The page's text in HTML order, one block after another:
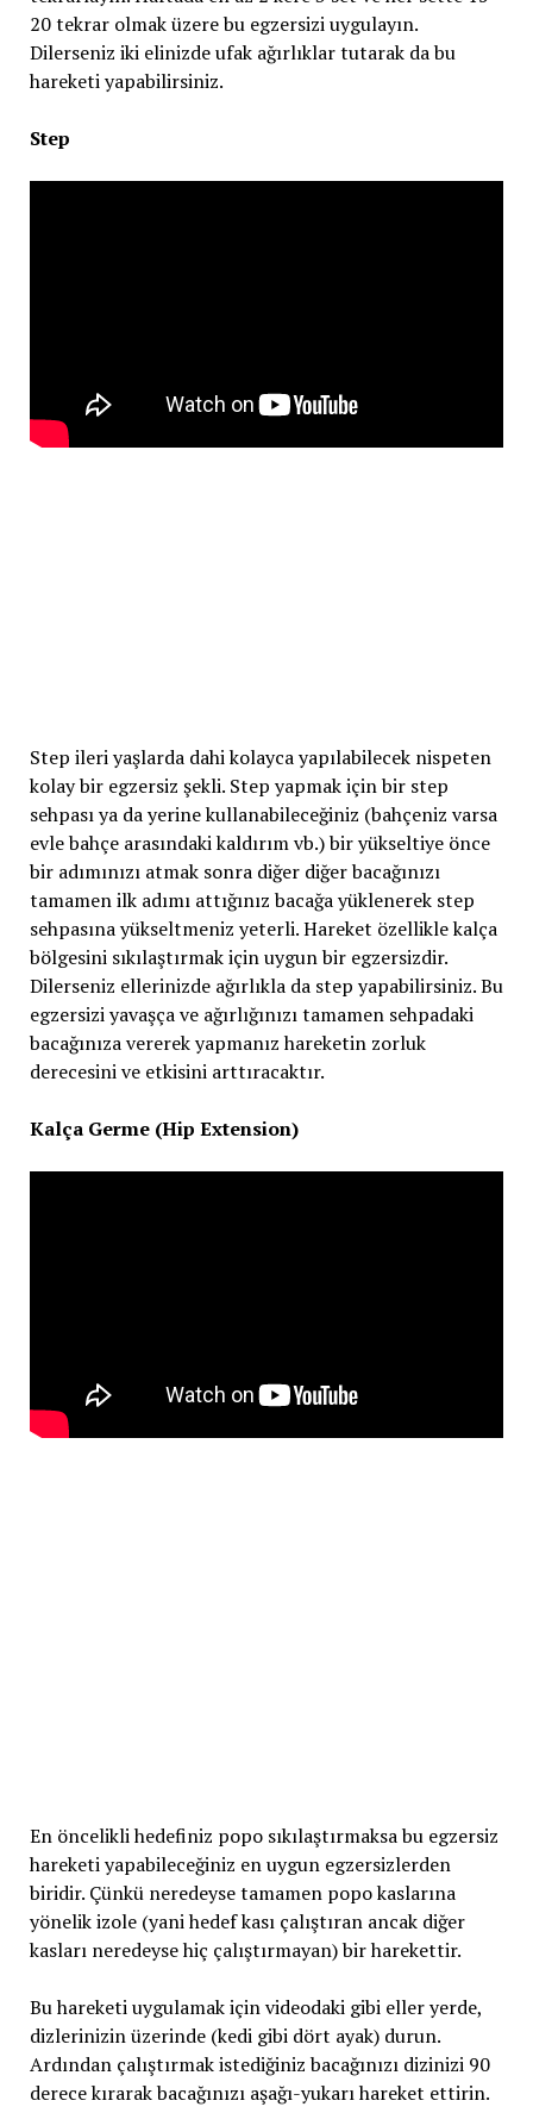
20 tekrar olmak üzere bu egzersizi uygulayın.
Dilerseniz iki elinizde ufak ağırlıklar tutarak da bu
hareketi yapabilirsiniz.
Step
Step ileri yaşlarda dahi kolayca yapılabilecek nispeten
kolay bir egzersiz şekli. Step yapmak için bir step
sehpası ya da yerine kullanabileceğiniz (bahçeniz varsa
evle bahçe arasındaki kaldırım vb.) bir yükseltiye önce
bir adımınızı atmak sonra diğer diğer bacağınızı
tamamen ilk adımı attığınız bacağa yüklenerek step
sehpasına yükseltmeniz yeterli. Hareket özellikle kalça
bölgesini sıkılaştırmak için uygun bir egzersizdir.
Dilerseniz ellerinizde ağırlıkla da step yapabilirsiniz. Bu
egzersizi yavaşça ve ağırlığınızı tamamen sehpadaki
bacağınıza vererek yapmanız hareketin zorluk
derecesini ve etkisini arttıracaktır.
Kalça Germe (Hip Extension)
En öncelikli hedefiniz popo sıkılaştırmaksa bu egzersiz
hareketi yapabileceğiniz en uygun egzersizlerden
biridir. Çünkü neredeyse tamamen popo kaslarına
yönelik izole (yani hedef kası çalıştıran ancak diğer
kasları neredeyse hiç çalıştırmayan) bir harekettir.
Bu hareketi uygulamak için videodaki gibi eller yerde,
dizlerinizin üzerinde (kedi gibi dört ayak) durun.
Ardından çalıştırmak istediğiniz bacağınızı dizinizi 90
derece kırarak bacağınızı aşağı-yukarı hareket ettirin.